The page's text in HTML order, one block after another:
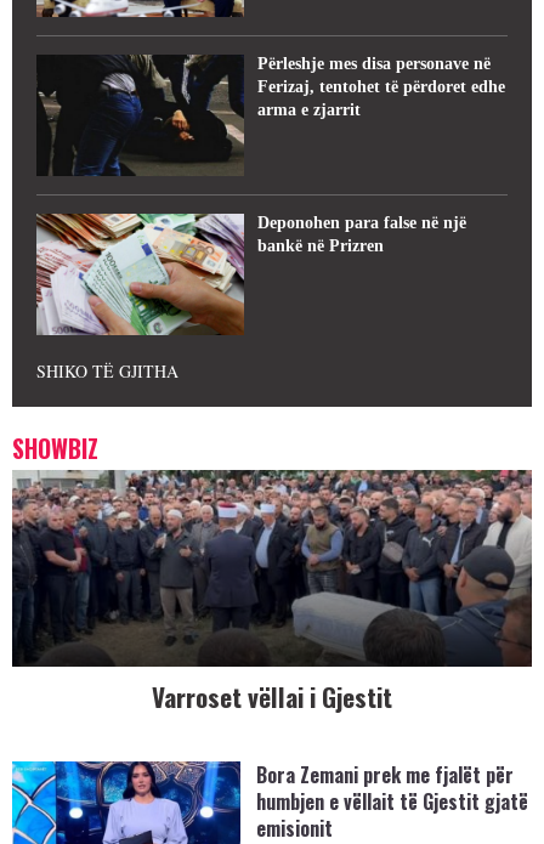
Përleshje mes disa personave në
Ferizaj, tentohet të përdoret edhe
arma e zjarrit
Deponohen para false në një
bankë në Prizren
SHIKO TË GJITHA
SHOWBIZ
Varroset vëllai i Gjestit
Bora Zemani prek me fjalët për
humbjen e vëllait të Gjestit gjatë
emisionit